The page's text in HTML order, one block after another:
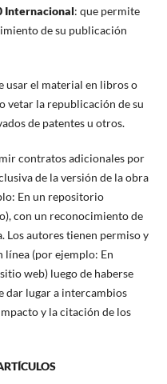
Internacional: que permite
de su publicación
usar el material en libros o
vetar la republicación de su
de patentes u otros.
contratos adicionales por
de la versión de la obra
En un repositorio
con un reconocimiento de
Los autores tienen permiso y
línea (por ejemplo: En
web) luego de haberse
dar lugar a intercambios
y la citación de los